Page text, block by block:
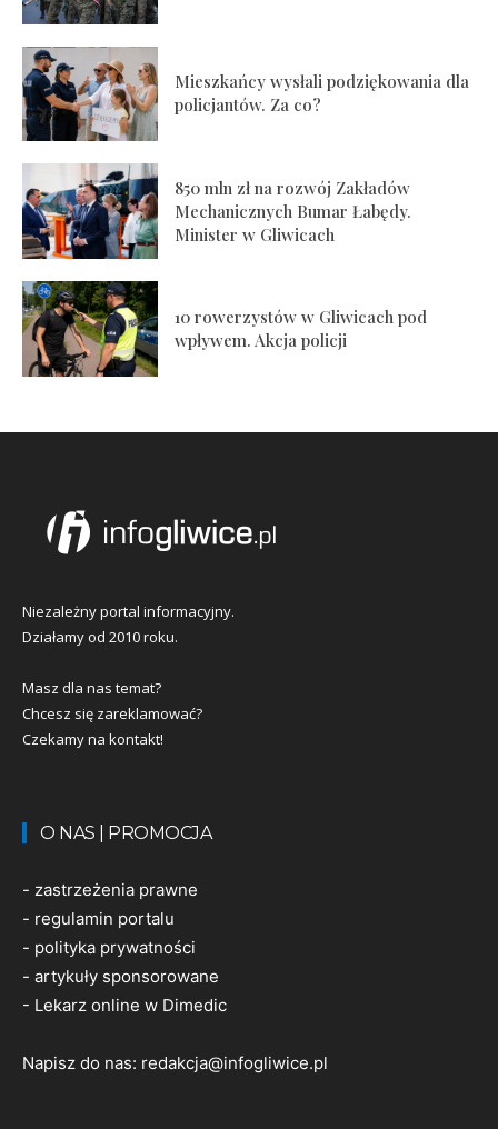
Mieszkańcy wysłali podziękowania dla
policjantów. Za co?
850 mln zł na rozwój Zakładów
Mechanicznych Bumar Łabędy.
Minister w Gliwicach
10 rowerzystów w Gliwicach pod
wpływem. Akcja policji
Niezależny portal informacyjny.
Działamy od 2010 roku.
Masz dla nas temat?
Chcesz się zareklamować?
Czekamy na kontakt!
O NAS | PROMOCJA
- zastrzeżenia prawne
- regulamin portalu
- polityka prywatności
- artykuły sponsorowane
- Lekarz online w Dimedic
Napisz do nas: redakcja@infogliwice.pl